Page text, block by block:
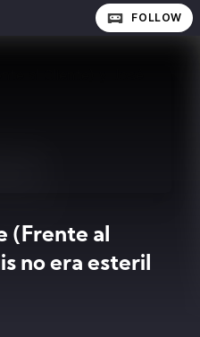
FOLLOW
(Frente al
no era esteril